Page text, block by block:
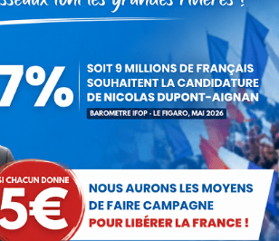
Nationale
2020)
Nicolas Dupont-Aignan
remet en cause ce droit
des femmes, mais il doit rester
pourquoi j’ai défendu la clause
des médecins et me suis